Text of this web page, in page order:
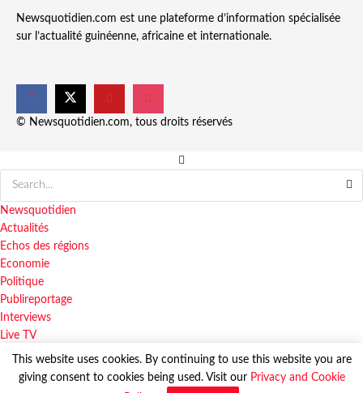
Newsquotidien.com est une plateforme d’information spécialisée
sur l’actualité guinéenne, africaine et internationale.
© Newsquotidien.com, tous droits réservés
Newsquotidien
Actualités
Echos des régions
Economie
Politique
Publireportage
Interviews
Live TV
© Newsquotidien.com, tous droits réservés
This website uses cookies. By continuing to use this website you are
giving consent to cookies being used. Visit our Privacy and Cookie